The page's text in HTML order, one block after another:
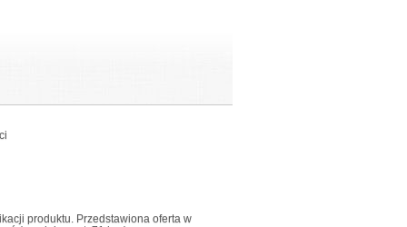
produktu. Przedstawiona oferta w